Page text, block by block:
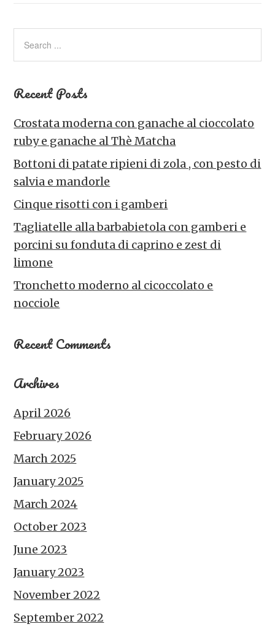
Recent Posts
Crostata moderna con ganache al cioccolato
ruby e ganache al Thè Matcha
Bottoni di patate ripieni di zola , con pesto di
salvia e mandorle
Cinque risotti con i gamberi
Tagliatelle alla barbabietola con gamberi e
porcini su fonduta di caprino e zest di
limone
Tronchetto moderno al cicoccolato e
nocciole
Recent Comments
Archives
April 2026
February 2026
March 2025
January 2025
March 2024
October 2023
June 2023
January 2023
November 2022
September 2022